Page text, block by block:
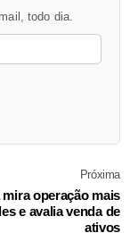
todo dia.
Próxima
mira operação mais
e avalia venda de
ativos